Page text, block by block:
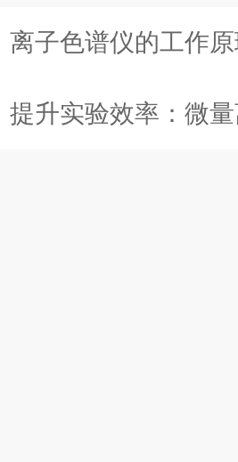
离子色谱仪的工作原理与应
提升实验效率：微量离心